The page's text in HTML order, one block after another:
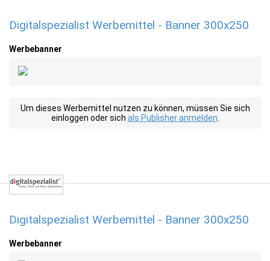
Digitalspezialist Werbemittel - Banner 300x250
Werbebanner
Um dieses Werbemittel nutzen zu können, müssen Sie sich
einloggen oder sich als Publisher anmelden
Digitalspezialist Werbemittel - Banner 300x250
Werbebanner